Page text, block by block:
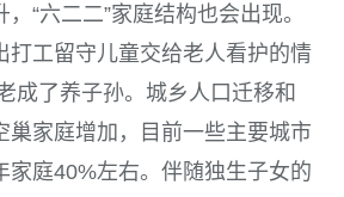
“六二二”家庭结构也会出现。
打工留守儿童交给老人看护的情
成了养子孙。城乡人口迁移和
巢家庭增加，目前一些主要城市
家庭40%左右。伴随独生子女的